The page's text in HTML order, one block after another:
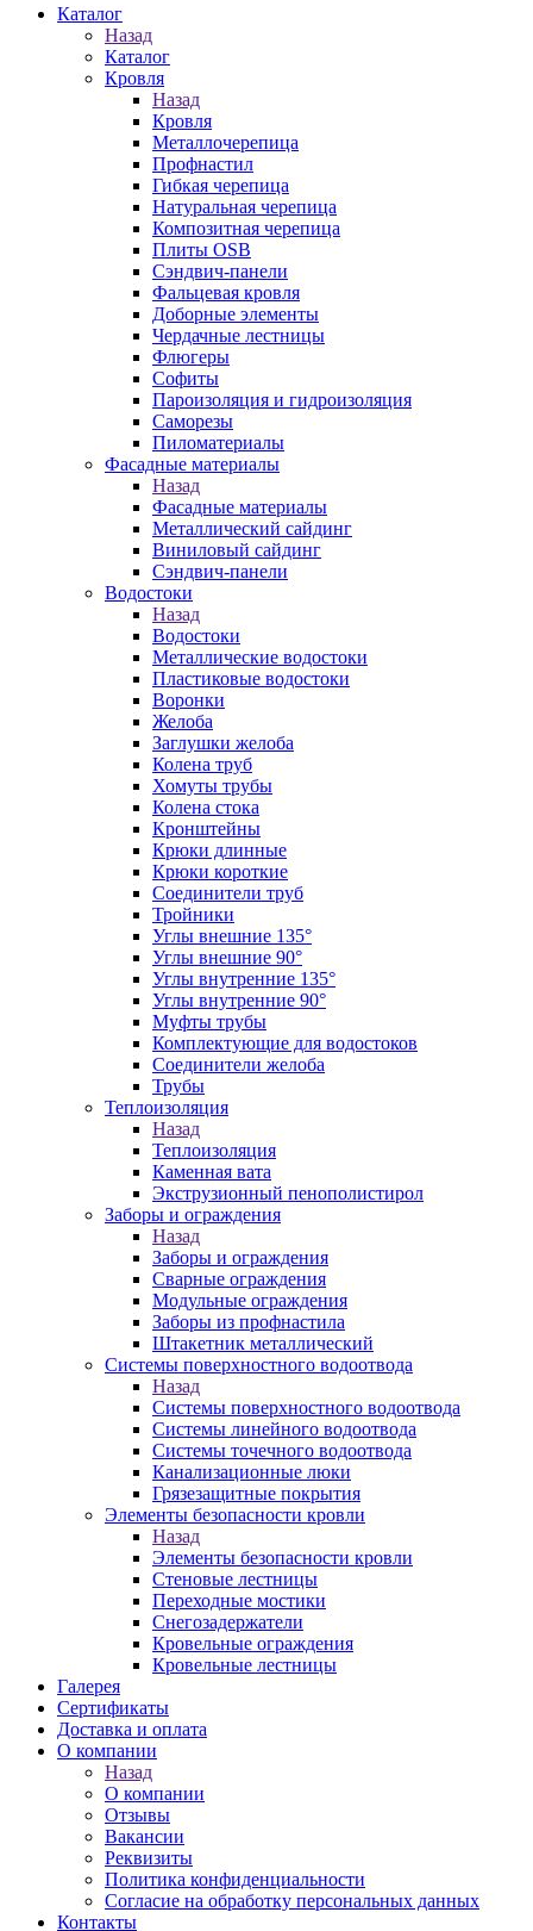
Каталог
Назад
Каталог
Кровля
Назад
Кровля
Металлочерепица
Профнастил
Гибкая черепица
Натуральная черепица
Композитная черепица
Плиты OSB
Сэндвич-панели
Фальцевая кровля
Доборные элементы
Чердачные лестницы
Флюгеры
Софиты
Пароизоляция и гидроизоляция
Саморезы
Пиломатериалы
Фасадные материалы
Назад
Фасадные материалы
Металлический сайдинг
Виниловый сайдинг
Сэндвич-панели
Водостоки
Назад
Водостоки
Металлические водостоки
Пластиковые водостоки
Воронки
Желоба
Заглушки желоба
Колена труб
Хомуты трубы
Колена стока
Кронштейны
Крюки длинные
Крюки короткие
Соединители труб
Тройники
Углы внешние 135°
Углы внешние 90°
Углы внутренние 135°
Углы внутренние 90°
Муфты трубы
Комплектующие для водостоков
Соединители желоба
Трубы
Теплоизоляция
Назад
Теплоизоляция
Каменная вата
Экструзионный пенополистирол
Заборы и ограждения
Назад
Заборы и ограждения
Сварные ограждения
Модульные ограждения
Заборы из профнастила
Штакетник металлический
Системы поверхностного водоотвода
Назад
Системы поверхностного водоотвода
Системы линейного водоотвода
Системы точечного водоотвода
Канализационные люки
Грязезащитные покрытия
Элементы безопасности кровли
Назад
Элементы безопасности кровли
Стеновые лестницы
Переходные мостики
Снегозадержатели
Кровельные ограждения
Кровельные лестницы
Галерея
Сертификаты
Доставка и оплата
О компании
Назад
О компании
Отзывы
Вакансии
Реквизиты
Политика конфиденциальности
Согласие на обработку персональных данных
Контакты